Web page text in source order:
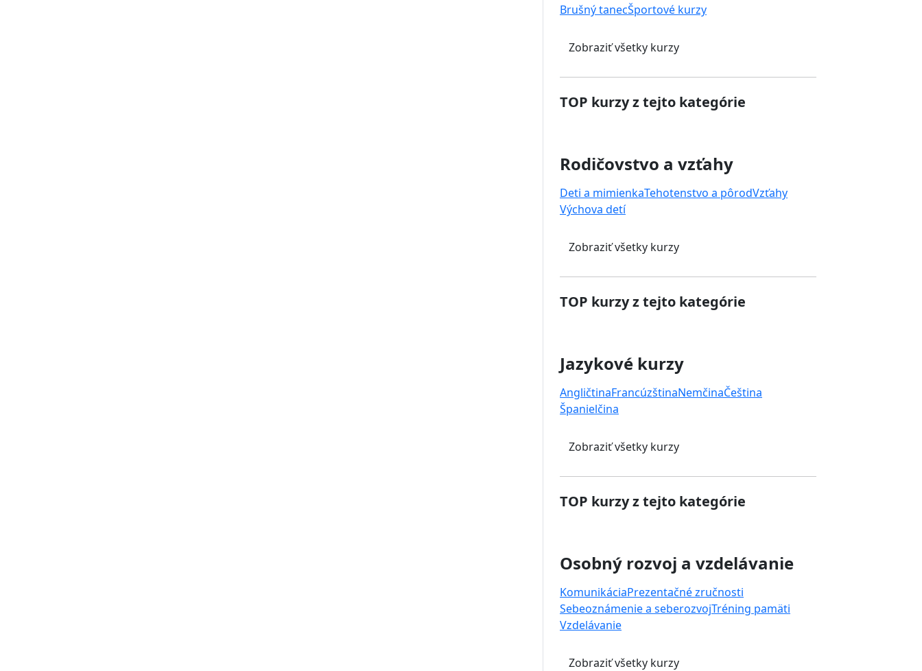
Brušný tanecŠportové kurzy
Zobraziť všetky kurzy
TOP kurzy z tejto kategórie
Rodičovstvo a vzťahy
Deti a mimienkaTehotenstvo a pôrodVzťahy
Výchova detí
Zobraziť všetky kurzy
TOP kurzy z tejto kategórie
Jazykové kurzy
AngličtinaFrancúzštinaNemčinaČeština
Španielčina
Zobraziť všetky kurzy
TOP kurzy z tejto kategórie
Osobný rozvoj a vzdelávanie
KomunikáciaPrezentačné zručnosti
Sebeoznámenie a seberozvojTréning pamäti
Vzdelávanie
Zobraziť všetky kurzy